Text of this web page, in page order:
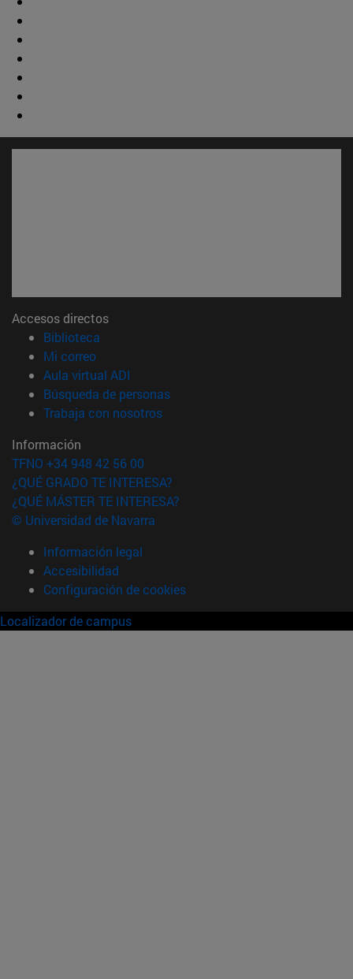
Accesos directos
Biblioteca
Mi correo(abre en nueva ventana)
Aula virtual ADI
Búsqueda de personas(abre en nueva ventana)
Trabaja con nosotros(abre en nueva ventana)
Información
TFNO +34 948 42 56 00
¿QUÉ GRADO TE INTERESA?
¿QUÉ MÁSTER TE INTERESA?
© Universidad de Navarra
Información legal
Accesibilidad
Configuración de cookies
Localizador de campus